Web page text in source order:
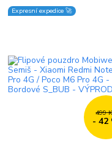
Expresní expedice 🚀
499
- 42